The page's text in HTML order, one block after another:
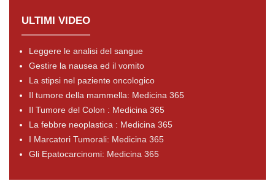
ULTIMI VIDEO
Leggere le analisi del sangue
Gestire la nausea ed il vomito
La stipsi nel paziente oncologico
Il tumore della mammella: Medicina 365
Il Tumore del Colon : Medicina 365
La febbre neoplastica : Medicina 365
I Marcatori Tumorali: Medicina 365
Gli Epatocarcinomi: Medicina 365